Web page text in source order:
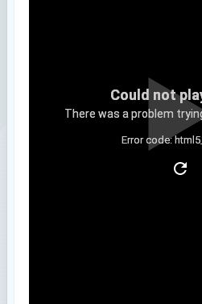
Could not
There was a problem
Error code: